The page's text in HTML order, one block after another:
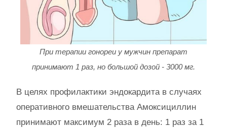
При терапии гонореи у мужчин препарат
принимают 1 раз, но большой дозой - 3000 мг.
В целях профилактики эндокардита в случаях
оперативного вмешательства Амоксициллин
принимают максимум 2 раза в день: 1 раз за 1